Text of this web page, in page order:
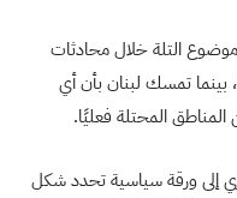
التلة خلال محادثات
بينما تمسك لبنان بأن أي
المحتلة فعليًا.
إلى ورقة سياسية تحدد شكل